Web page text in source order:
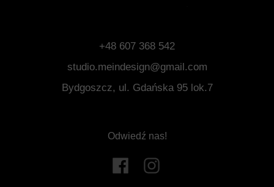
+48 607 368 542
studio.meindesign@gmail.com
Bydgoszcz, ul. Gdańska 95 lok.7
Odwiedź nas!